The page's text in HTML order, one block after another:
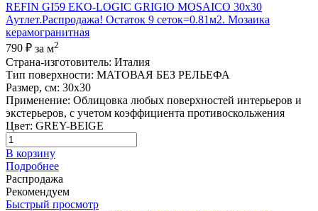
REFIN GI59 EKO-LOGIC GRIGIO MOSAICO 30x30
Аутлет.Распродажа! Остаток 9 сеток=0.81м2. Мозаика
керамогранитная
790 ₽ за м2
Страна-изготовитель: Италия
Тип поверхности: МАТОВАЯ БЕЗ РЕЛЬЕФА
Размер, см: 30x30
Применение: Облицовка любых поверхностей интерьеров и
экстерьеров, с учетом коэффициента противоскольжения
Цвет: GREY-BEIGE
В корзину
Подробнее
Распродажа
Рекомендуем
Быстрый просмотр